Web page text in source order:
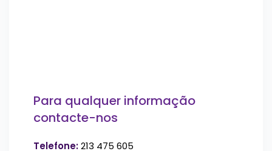
Para qualquer informação
contacte-nos
Telefone:213 475 605